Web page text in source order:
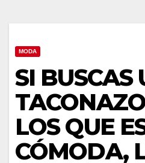
MODA
SI BUSCAS
LOS QUE
CÓMODA,